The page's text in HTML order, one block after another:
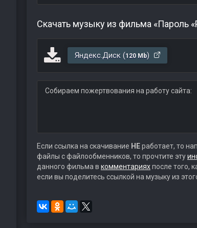
Скачать музыку из фильма «Пароль
Яндекс.Диск (120 Mb)
Собираем пожертвования на работу сайта:
Если ссылка на скачивание НЕработает, то
файлы с файлообменников, то прочтите эту
данного фильма в комментарияхпосле того,
если вы поделитесь ссылкой на музыку из